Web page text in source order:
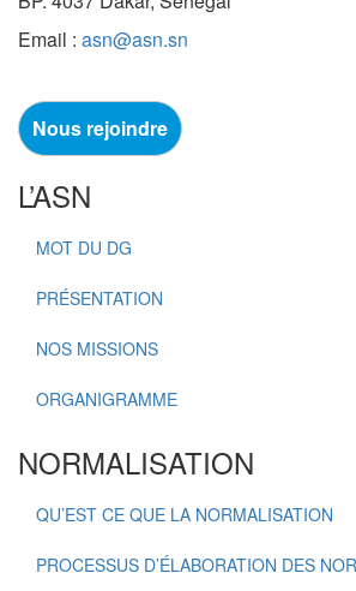
Email : asn@asn.sn
Nous rejoindre
L’ASN
MOT DU DG
PRÉSENTATION
NOS MISSIONS
ORGANIGRAMME
NORMALISATION
QU’EST CE QUE LA NORMALISATION
PROCESSUS D’ÉLABORATION DES